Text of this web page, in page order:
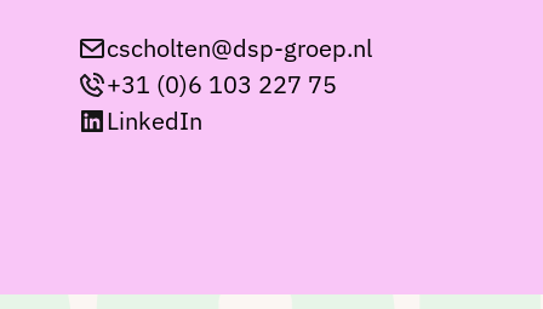
cscholten@dsp-groep.nl
+31 (0)6 103 227 75
LinkedIn